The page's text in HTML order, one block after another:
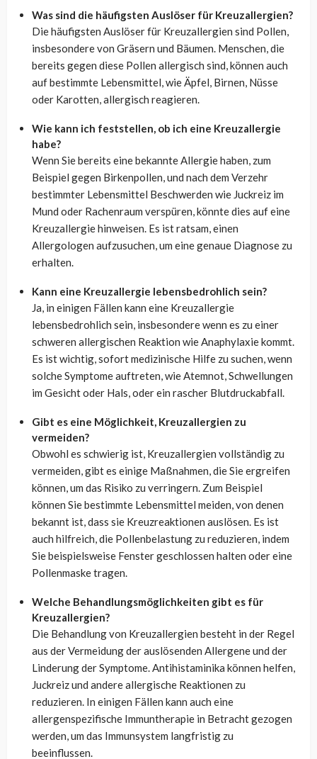
Was sind die häufigsten Auslöser für Kreuzallergien?
Die häufigsten Auslöser für Kreuzallergien sind Pollen,
insbesondere von Gräsern und Bäumen. Menschen, die
bereits gegen diese Pollen allergisch sind, können auch
auf bestimmte Lebensmittel, wie Äpfel, Birnen, Nüsse
oder Karotten, allergisch reagieren.
Wie kann ich feststellen, ob ich eine Kreuzallergie
habe?
Wenn Sie bereits eine bekannte Allergie haben, zum
Beispiel gegen Birkenpollen, und nach dem Verzehr
bestimmter Lebensmittel Beschwerden wie Juckreiz im
Mund oder Rachenraum verspüren, könnte dies auf eine
Kreuzallergie hinweisen. Es ist ratsam, einen
Allergologen aufzusuchen, um eine genaue Diagnose zu
erhalten.
Kann eine Kreuzallergie lebensbedrohlich sein?
Ja, in einigen Fällen kann eine Kreuzallergie
lebensbedrohlich sein, insbesondere wenn es zu einer
schweren allergischen Reaktion wie Anaphylaxie kommt.
Es ist wichtig, sofort medizinische Hilfe zu suchen, wenn
solche Symptome auftreten, wie Atemnot, Schwellungen
im Gesicht oder Hals, oder ein rascher Blutdruckabfall.
Gibt es eine Möglichkeit, Kreuzallergien zu
vermeiden?
Obwohl es schwierig ist, Kreuzallergien vollständig zu
vermeiden, gibt es einige Maßnahmen, die Sie ergreifen
können, um das Risiko zu verringern. Zum Beispiel
können Sie bestimmte Lebensmittel meiden, von denen
bekannt ist, dass sie Kreuzreaktionen auslösen. Es ist
auch hilfreich, die Pollenbelastung zu reduzieren, indem
Sie beispielsweise Fenster geschlossen halten oder eine
Pollenmaske tragen.
Welche Behandlungsmöglichkeiten gibt es für
Kreuzallergien?
Die Behandlung von Kreuzallergien besteht in der Regel
aus der Vermeidung der auslösenden Allergene und der
Linderung der Symptome. Antihistaminika können helfen,
Juckreiz und andere allergische Reaktionen zu
reduzieren. In einigen Fällen kann auch eine
allergenspezifische Immuntherapie in Betracht gezogen
werden, um das Immunsystem langfristig zu
beeinflussen.